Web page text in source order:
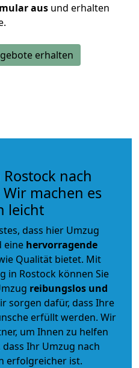
aus und erhalten
erhalten
nach
machen es
leicht
dass hier Umzug
eine hervorragende
Qualität bietet. Mit
in Rostock können Sie
reibungslos und
sorgen dafür, dass Ihre
erfüllt werden. Wir
um Ihnen zu helfen
Ihr Umzug nach
erfolgreicher ist.